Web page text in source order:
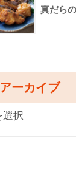
真だら
アーカイブ